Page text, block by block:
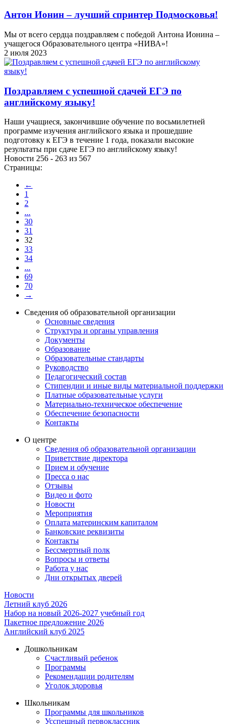
Антон Ионин – лучший спринтер Подмосковья!
Мы от всего сердца поздравляем с победой Антона Ионина –
учащегося Образовательного центра «НИВА»!
2 июля 2023
Поздравляем с успешной сдачей ЕГЭ по
английскому языку!
Наши учащиеся, закончившие обучение по восьмилетней
программе изучения английского языка и прошедшие
подготовку к ЕГЭ в течение 1 года, показали высокие
результаты при сдаче ЕГЭ по английскому языку!
Новости 256 - 263 из 567
Страницы:
←
1
2
...
30
31
32
33
34
...
69
70
→
Сведения об образовательной организации
Основные сведения
Структура и органы управления
Документы
Образование
Образовательные стандарты
Руководство
Педагогический состав
Стипендии и иные виды материальной поддержки
Платные образовательные услуги
Материально-техническое обеспечение
Обеспечение безопасности
Контакты
О центре
Сведения об образовательной организации
Приветствие директора
Прием и обучение
Пресса о нас
Отзывы
Видео и фото
Новости
Мероприятия
Оплата материнским капиталом
Банковские реквизиты
Контакты
Бессмертный полк
Вопросы и ответы
Работа у нас
Дни открытых дверей
Новости
Летний клуб 2026
Набор на новый 2026-2027 учебный год
Пакетное предложение 2026
Английский клуб 2025
Дошкольникам
Счастливый ребенок
Программы
Рекомендации родителям
Уголок здоровья
Школьникам
Программы для школьников
Усспешный первоклассник